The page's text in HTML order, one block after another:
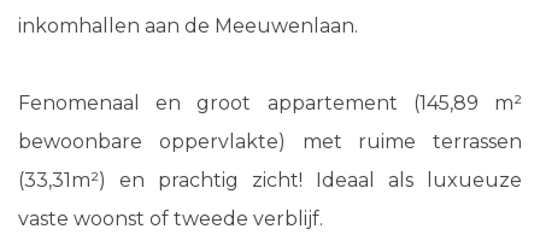
inkomhallen aan de Meeuwenlaan.
Fenomenaal en groot appartement (145,89 m²
bewoonbare oppervlakte) met ruime terrassen
(33,31m²) en prachtig zicht! Ideaal als luxueuze
vaste woonst of tweede verblijf.